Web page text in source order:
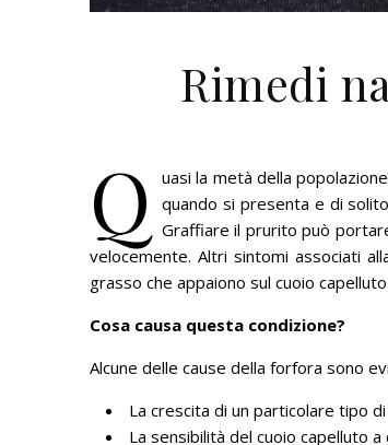
Rimedi
Q uasi la metà della
quando si presenta e di
Graffiare il prurito può
velocemente. Altri sintomi associati
grasso che appaiono sul cuoio capelluto.
Cosa causa questa condizione?
Alcune delle cause della forfora sono
La crescita di un particolare tipo
La sensibilità del cuoio capelluto